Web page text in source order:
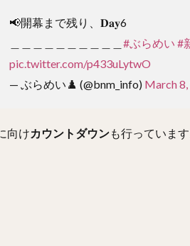
📢開幕まで残り、𝐃𝐚𝐲6
#ぶらめい #
pic.twitter.com/p433uLytwO
— ぶらめい♟️ (@bnm_info) March
向けカウントダウンも行っています